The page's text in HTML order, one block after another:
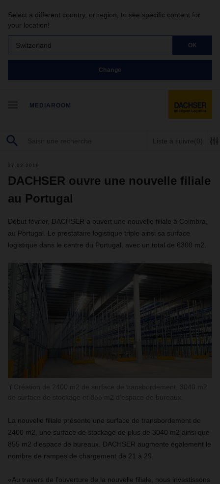
Select a different country, or region, to see specific content for
your location!
Switzerland OK
Change
MEDIAROOM
Liste à suivre(0)
27.02.2019
DACHSER ouvre une nouvelle filiale
au Portugal
Début février, DACHSER a ouvert une nouvelle filiale à Coimbra,
au Portugal. Le prestataire logistique triple ainsi sa surface
logistique dans le centre du Portugal, avec un total de 6300 m2.
La nouvelle filiale présente une surface de transbordement de
2400 m2, une surface de stockage de plus de 3040 m2 ainsi que
855 m2 d’espace de bureaux. DACHSER augmente également le
nombre de rampes de chargement de 21 à 29.
«Au travers de l’ouverture de la nouvelle filiale, nous investissons